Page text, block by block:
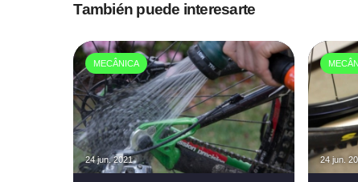
También puede interesarte
MECÂNICA
24 jun. 2021 24 jun.